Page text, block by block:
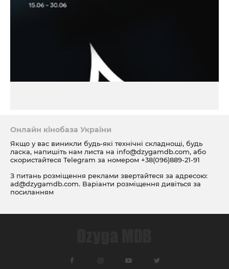
Онлайн кінобаза України
Якщо у вас виникли будь-які технічні складнощі, будь
ласка, напишіть нам листа на info@dzygamdb.com, або
скористайтеся Telegram за номером +38(096)889-21-91
З питань розміщення реклами звертайтеся за адресою:
ad@dzygamdb.com. Варіанти розміщення дивіться за
посиланням